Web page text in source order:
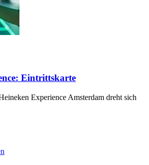
Eintrittskarte
Experience Amsterdam dreht sich